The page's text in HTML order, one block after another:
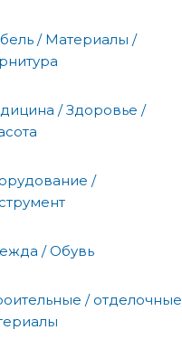
/ Материалы /
/ Здоровье /
/
/ Обувь
/ отделочные